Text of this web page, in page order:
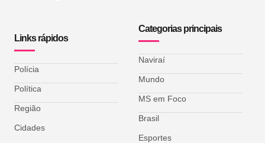
Links rápidos
Polícia
Política
Região
Cidades
Categorias principais
Naviraí
Mundo
MS em Foco
Brasil
Esportes